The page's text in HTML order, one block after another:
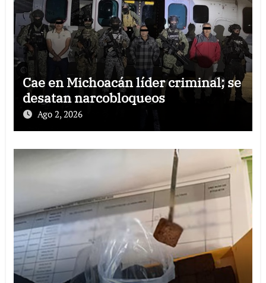
Cae en Michoacán líder criminal; se
desatan narcobloqueos
Ago 2, 2026